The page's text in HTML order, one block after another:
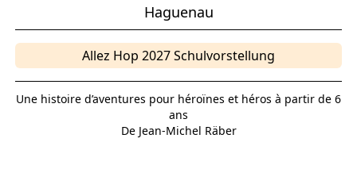
Haguenau
Allez Hop 2027 Schulvorstellung
Une histoire d’aventures pour héroïnes et héros à partir de 6
ans
De Jean-Michel Räber